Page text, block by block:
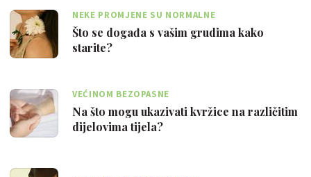
NEKE PROMJENE SU NORMALNE
Što se događa s vašim grudima kako
starite?
VEĆINOM BEZOPASNE
Na što mogu ukazivati kvržice na različitim
dijelovima tijela?